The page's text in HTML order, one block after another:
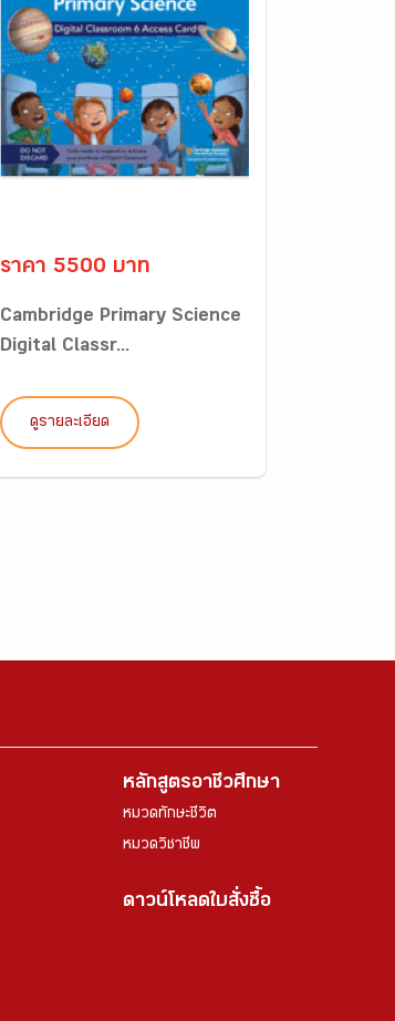
ราคา 5500 บาท
Cambridge Primary Science
Digital Classr...
ดูรายละเอียด
หลักสูตรอาชีวศึกษา
หมวดทักษะชีวิต
หมวดวิชาชีพ
ดาวน์โหลดใบสั่งซื้อ